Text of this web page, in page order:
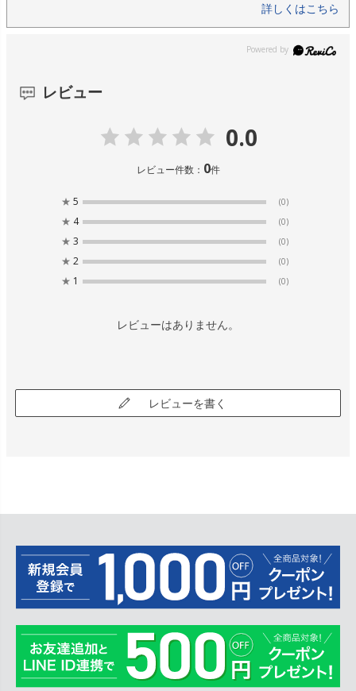
詳しくはこちら
レビュー
0.0
レビュー件数： 0件
★ 5 (0)
★ 4 (0)
★ 3 (0)
★ 2 (0)
★ 1 (0)
レビューはありません。
レビューを書く